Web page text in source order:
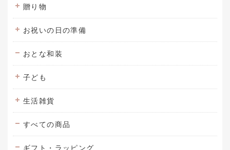
贈り物
お祝いの日の準備
おとな和装
子ども
生活雑貨
すべての商品
ギフト・ラッピング